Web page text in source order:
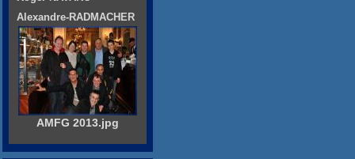
Alexandre-RADMACHER
AMFG 2013.jpg